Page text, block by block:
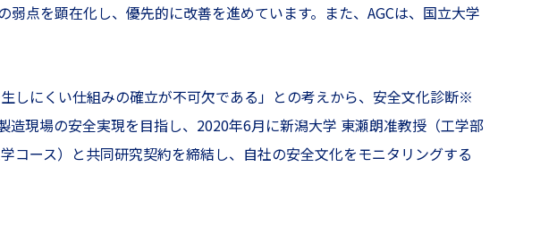
点を顕在化し、優先的に改善を進めています。また、AGCは、国立大学
しにくい仕組みの確立が不可欠である」との考えから、安全文化診断※
現場の安全実現を目指し、2020年6月に新潟大学 東瀬朗准教授（工学部
ース）と共同研究契約を締結し、自社の安全文化をモニタリングする